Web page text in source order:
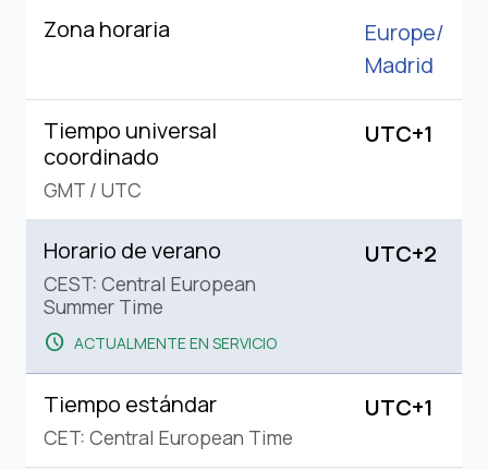
Zona horaria
Europe/
Madrid
Tiempo universal
coordinado
GMT / UTC
UTC+1
Horario de verano
CEST: Central European
Summer Time
schedule ACTUALMENTE EN SERVICIO
UTC+2
Tiempo estándar
CET: Central European Time
UTC+1